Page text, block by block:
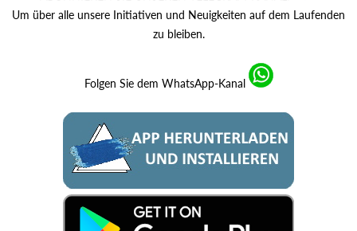
Um über alle unsere Initiativen und Neuigkeiten auf dem Laufenden
zu bleiben.
Folgen Sie dem WhatsApp-Kanal